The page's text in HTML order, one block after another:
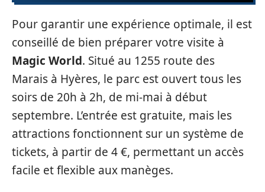
Pour garantir une expérience optimale, il est
conseillé de bien préparer votre visite à
Magic World. Situé au 1255 route des
Marais à Hyères, le parc est ouvert tous les
soirs de 20h à 2h, de mi-mai à début
septembre. L’entrée est gratuite, mais les
attractions fonctionnent sur un système de
tickets, à partir de 4 €, permettant un accès
facile et flexible aux manèges.